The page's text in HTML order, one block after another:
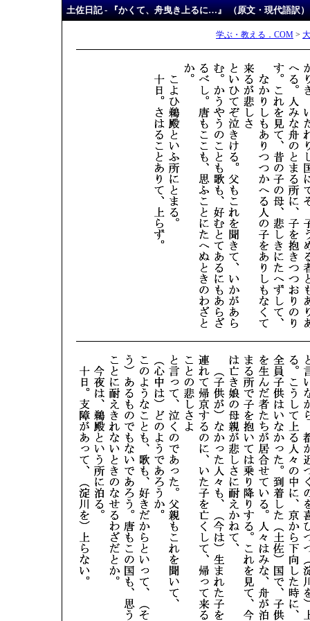
土佐日記 - 『かくて、舟曳き上るに…』 （原文・現代語訳）
学ぶ・教える．COM >